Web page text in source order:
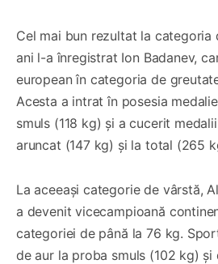
Cel mai bun rezultat la categoria
ani l-a înregistrat Ion Badanev,
european în categoria de
Acesta a intrat în posesia
smuls (118 kg) și a cucerit
aruncat (147 kg) și la total (265
La aceeași categorie de vârstă,
a devenit vicecampioană
categoriei de până la 76 kg.
de aur la proba smuls (102 kg) și